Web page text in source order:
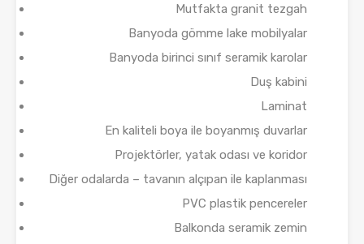
Mutfakta granit tezgah
Banyoda gömme lake mobilyalar
Banyoda birinci sınıf seramik karolar
Duş kabini
Laminat
En kaliteli boya ile boyanmış duvarlar
Projektörler, yatak odası ve koridor
Diğer odalarda – tavanın alçıpan ile kaplanması
PVC plastik pencereler
Balkonda seramik zemin